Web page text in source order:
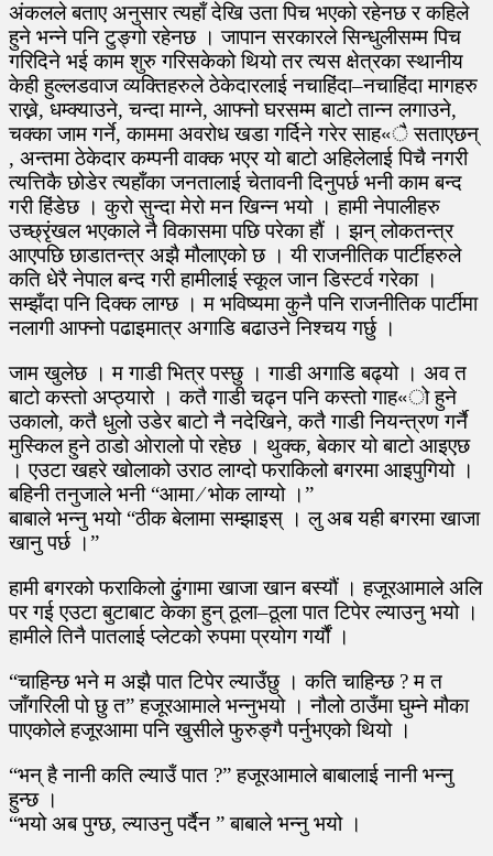
अंकलले बताए अनुसार त्यहाँ देखि उता पिच भएको रहेनछ र कहिले
हुने भन्ने पनि टुङ्गो रहेनछ । जापान सरकारले सिन्धुलीसम्म पिच
गरिदिने भई काम शुरु गरिसकेको थियो तर त्यस क्षेत्रका स्थानीय
केही हुल्लडवाज व्यक्तिहरुले ठेकेदारलाई नचाहिंदा–नचाहिंदा मागहरु
राख्ने, धम्क्याउने, चन्दा माग्ने, आफ्नो घरसम्म बाटो तान्न लगाउने,
चक्का जाम गर्ने, काममा अवरोध खडा गर्दिने गरेर साह«ै सताएछन्
, अन्तमा ठेकेदार कम्पनी वाक्क भएर यो बाटो अहिलेलाई पिचै नगरी
त्यत्तिकै छोडेर त्यहाँका जनतालाई चेतावनी दिनुपर्छ भनी काम बन्द
गरी हिंडेछ । कुरो सुन्दा मेरो मन खिन्न भयो । हामी नेपालीहरु
उच्छ्रृंखल भएकाले नै विकासमा पछि परेका हौं । झन् लोकतन्त्र
आएपछि छाडातन्त्र अझै मौलाएको छ । यी राजनीतिक पार्टीहरुले
कति धेरै नेपाल बन्द गरी हामीलाई स्कूल जान डिस्टर्व गरेका ।
सम्झँदा पनि दिक्क लाग्छ । म भविष्यमा कुनै पनि राजनीतिक पार्टीमा
नलागी आफ्नो पढाइमात्र अगाडि बढाउने निश्चय गर्छु ।
जाम खुलेछ । म गाडी भित्र पस्छु । गाडी अगाडि बढ्यो । अव त
बाटो कस्तो अप्ठ्यारो । कतै गाडी चढ्न पनि कस्तो गाह«ो हुने
उकालो, कतै धुलो उडेर बाटो नै नदेखिने, कतै गाडी नियन्त्रण गर्नै
मुस्किल हुने ठाडो ओरालो पो रहेछ । थुक्क, बेकार यो बाटो आइएछ
। एउटा खहरे खोलाको उराठ लाग्दो फराकिलो बगरमा आइपुगियो ।
बहिनी तनुजाले भनी “आमा ∕ भोक लाग्यो ।”
बाबाले भन्नु भयो “ठीक बेलामा सम्झाइस् । लु अब यही बगरमा खाजा
खानु पर्छ ।”
हामी बगरको फराकिलो ढुंगामा खाजा खान बस्यौं । हजूरआमाले अलि
पर गई एउटा बुटाबाट केका हुन् ठूला–ठूला पात टिपेर ल्याउनु भयो ।
हामीले तिनै पातलाई प्लेटको रुपमा प्रयोग गर्यौं ।
“चाहिन्छ भने म अझै पात टिपेर ल्याउँछु । कति चाहिन्छ ? म त
जाँगरिली पो छु त” हजूरआमाले भन्नुभयो । नौलो ठाउँमा घुम्ने मौका
पाएकोले हजूरआमा पनि खुसीले फुरुङ्गै पर्नुभएको थियो ।
“भन् है नानी कति ल्याउँ पात ?” हजूरआमाले बाबालाई नानी भन्नु
हुन्छ ।
“भयो अब पुग्छ, ल्याउनु पर्दैन ” बाबाले भन्नु भयो ।